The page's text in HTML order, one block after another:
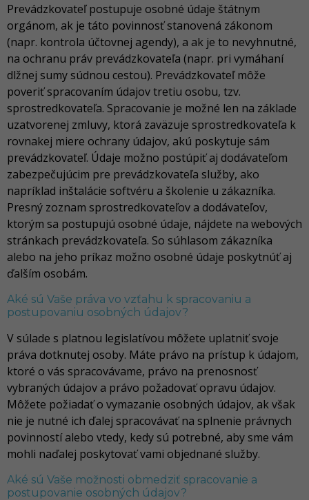
Prevádzkovateľ postupuje osobné údaje štátnym
orgánom, ak je táto povinnosť stanovená zákonom
(napr. kontrola účtovnej agendy), a ak je to nevyhnutné,
na ochranu práv prevádzkovateľa (napr. pri vymáhaní
dlžnej sumy súdnou cestou). Prevádzkovateľ môže
poveriť spracovaním údajov tretiu osobu, tzv.
sprostredkovateľa. Spracovanie je možné len na základe
uzatvorenej zmluvy, ktorá zaväzuje sprostredkovateľa k
rovnakej miere ochrany údajov, akú poskytuje sám
prevádzkovateľ. Údaje možno postúpiť aj dodávateľom
zabezpečujúcim pre prevádzkovateľa služby, ako
napríklad inštalácie softvéru a školenie u zákazníka.
Presný zoznam sprostredkovateľov a dodávateľov,
ktorým sa postupujú osobné údaje, nájdete na webových
stránkach prevádzkovateľa. So súhlasom zákazníka
alebo na jeho príkaz možno osobné údaje poskytnúť aj
ďalším osobám.
Aké sú Vaše práva vo vzťahu k spracovaniu a
postupovaniu osobných údajov?
V súlade s platnou legislatívou môžete uplatniť svoje
práva dotknutej osoby. Máte právo na prístup k údajom,
ktoré o vás spracovávame, právo na prenosnosť
vybraných údajov a právo požadovať opravu údajov.
Môžete požiadať o vymazanie osobných údajov, ak však
nie je nutné ich ďalej spracovávať na splnenie právnych
povinností alebo vtedy, kedy sú potrebné, aby sme vám
mohli naďalej poskytovať vami objednané služby.
Aké sú Vaše možnosti obmedziť spracovanie a
postupovanie osobných údajov?